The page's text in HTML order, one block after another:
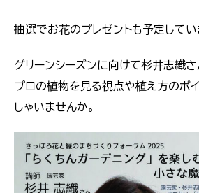
抽選でお花のプレゼントも予定してい
グリーンシーズンに向けて杉井志織さ
プロの植物を見る視点や植え方のポ
しゃいませんか。